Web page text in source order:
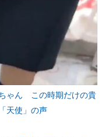
ちゃん この時期だけの貴
天使」の声